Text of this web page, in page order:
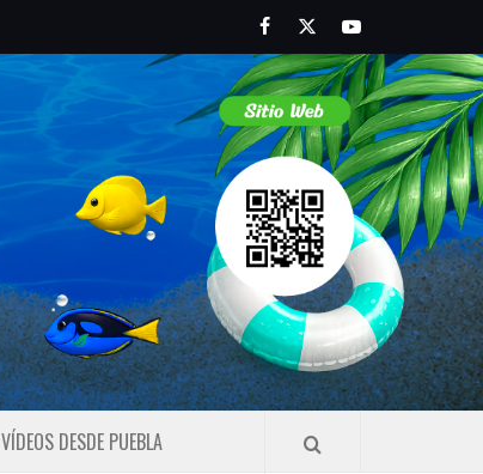
FacebookTwitterYoutube
VÍDEOS DESDE PUEBLA